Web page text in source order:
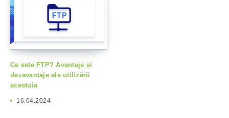
Ce este FTP? Avantaje și
dezavantaje ale utilizării
acestuia
16.04.2024